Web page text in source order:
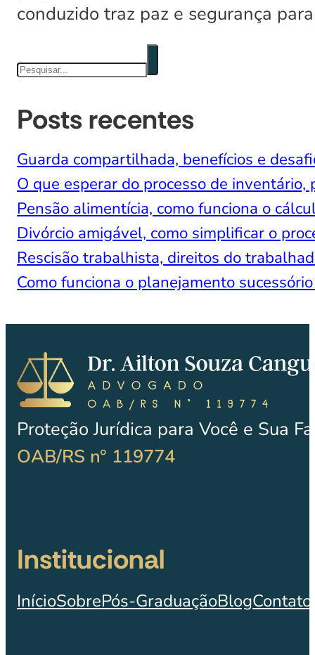
conduzido traz paz e segurança
Posts recentes
Guarda compartilhada, benefícios e
O que esperar do processo de inventário,
Pensão alimentícia, como funciona o
Divórcio amigável, como simplificar o
Rescisão trabalhista, direitos do
Como funciona o planejamento
Proteção Jurídica para Você e Sua
OAB/RS n° 119774
Institucional
InícioSobrePós-GraduaçãoBlogContato